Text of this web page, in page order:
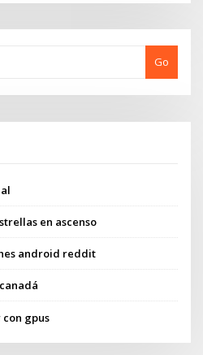
Go
en ascenso
android reddit
gpus